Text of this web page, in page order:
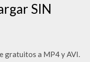
SIN
gratuitos a MP4 y AVI.